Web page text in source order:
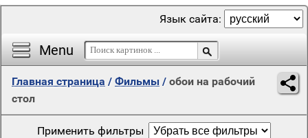
Menu
Язык сайта:
Главная страница / Фильмы / обои на рабочий
стол
Применить фильтры